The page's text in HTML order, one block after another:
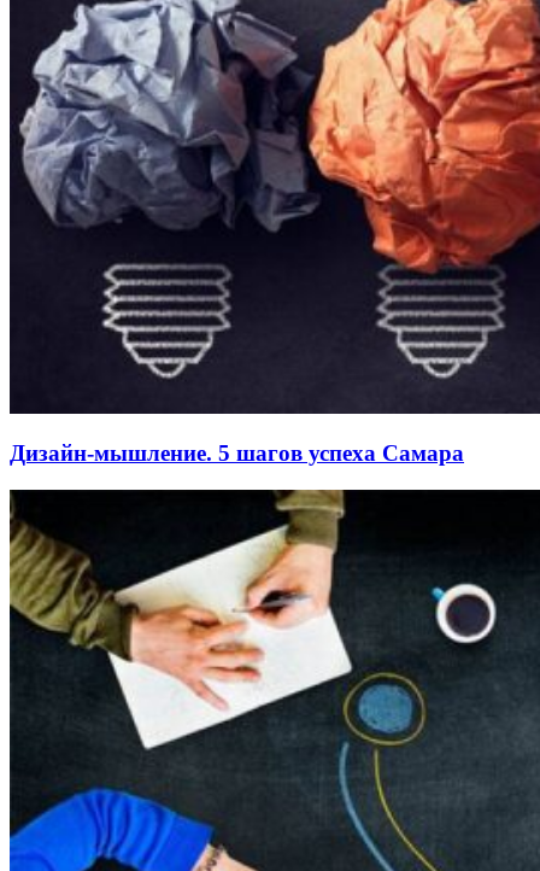
Дизайн-мышление. 5 шагов успеха Самара